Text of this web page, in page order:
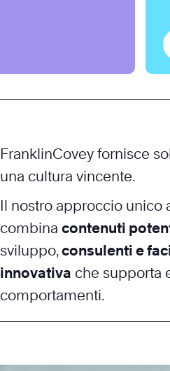
FranklinCovey fornisce
una cultura vincente.
Il nostro approccio unico
combina contenuti
sviluppo, consulenti e
innovativa che supporta
comportamenti.